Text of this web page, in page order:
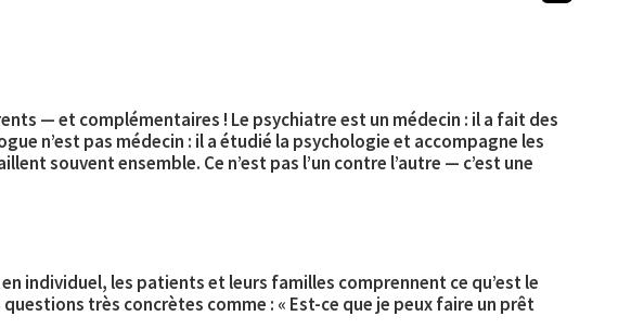
— et complémentaires ! Le psychiatreest un médecin : il a fait des
n’est pas médecin : il a étudié la psychologie et accompagne les
souvent ensemble. Ce n’est pas l’un contre l’autre — c’est une
individuel, les patients et leurs familles comprennent ce qu’est le
très concrètes comme : « Est-ce que je peux faire un prêt